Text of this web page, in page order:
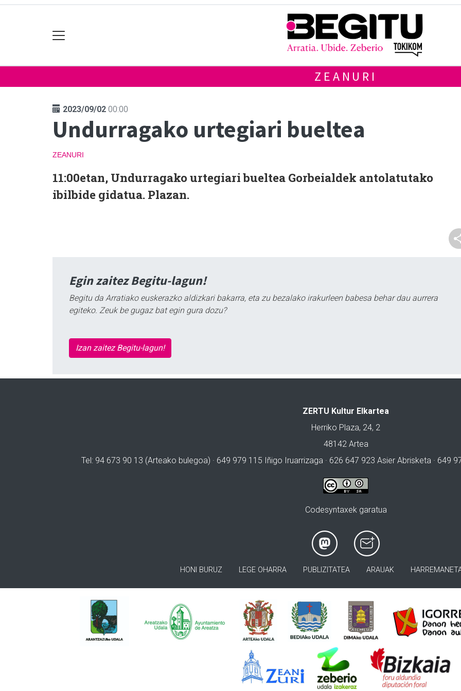
ZEANURI
2023/09/02 00:00
Undurragako urtegiari bueltea
ZEANURI
11:00etan, Undurragako urtegiari bueltea Gorbeialdek antolatutako
ibilbide gidatua. Plazan.
Egin zaitez Begitu-lagun!
Begitu da Arratiako euskerazko aldizkari bakarra, eta zu bezalako irakurleen babesa behar dau aurrera
egiteko. Zeuk be gugaz bat egin gura dozu?
Izan zaitez Begitu-lagun!
ZERTU Kultur Elkartea
Herriko Plaza, 24, 2
48142 Artea
Tel: 94 673 90 13 (Arteako bulegoa) · 649 979 115 Iñigo Iruarrizaga · 626 647 923 Asier Abrisketa · 649
Codesyntaxek garatua
HONI BURUZ LEGE OHARRA PUBLIZITATEA ARAUAK